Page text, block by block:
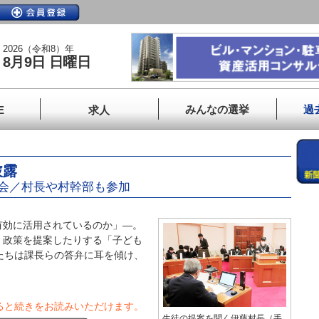
2026（令和8）年
8月9日 日曜日
求人 みんなの選挙 過
／村長や村幹部も参加
に活用されているのか」―。
策を提案したりする「子ども
は課長らの答弁に耳を傾け、
続きをお読みいただけます。